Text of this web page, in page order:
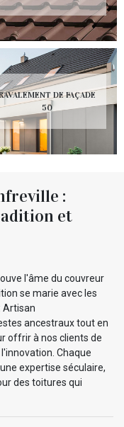
DE FAÇADE
50
:
et
l'âme du couvreur
se marie avec les
Artisan
ancestraux tout en
offrir à nos clients de
Chaque
expertise séculaire,
des toitures qui